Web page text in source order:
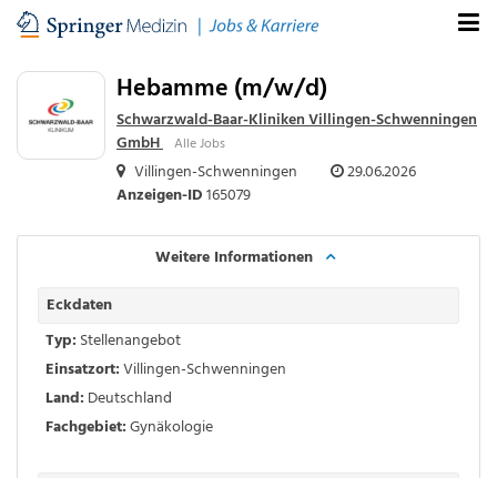
Hebamme (m/w/d)
Schwarzwald-Baar-Kliniken Villingen-Schwenningen
GmbH Alle Jobs
Villingen-Schwenningen
29.06.2026
Anzeigen-ID165079
Weitere Informationen
Eckdaten
Typ: Stellenangebot
Einsatzort:Villingen-Schwenningen
Land: Deutschland
Fachgebiet:Gynäkologie